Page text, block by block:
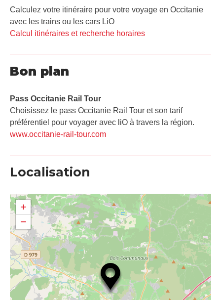
Calculez votre itinéraire pour votre voyage en Occitanie
avec les trains ou les cars LiO
Calcul itinéraires et recherche horaires
Bon plan
Pass Occitanie Rail Tour​
Choisissez le pass Occitanie Rail Tour et son tarif
préférentiel pour voyager avec liO à travers la région.
www.occitanie-rail-tour.com
Localisation
+
−